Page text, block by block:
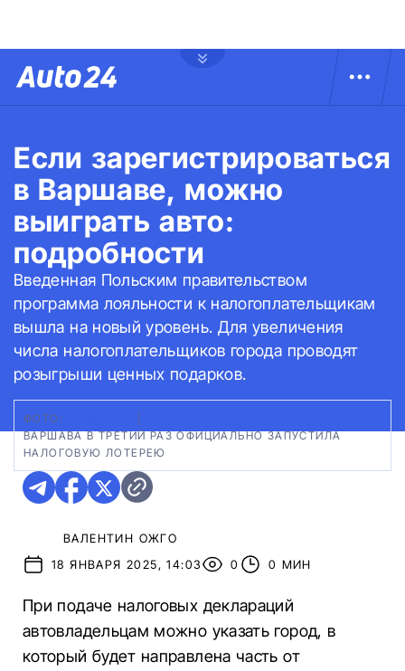
Если зарегистрироваться
в Варшаве, можно
выиграть авто:
подробности
Введенная Польским правительством
программа лояльности к налогоплательщикам
вышла на новый уровень. Для увеличения
числа налогоплательщиков города проводят
розыгрыши ценных подарков.
ФОТО:
ВАРШАВА В ТРЕТИЙ РАЗ ОФИЦИАЛЬНО ЗАПУСТИЛА
НАЛОГОВУЮ ЛОТЕРЕЮ
ВАЛЕНТИН ОЖГО
18 ЯНВАРЯ 2025, 14:03
0 0 МИН
При подаче налоговых деклараций
автовладельцам можно указать город, в
который будет направлена часть от